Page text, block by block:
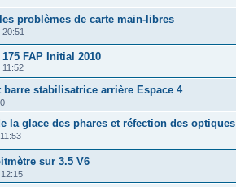
problèmes de carte main-libres
FAP Initial 2010
11:52
barre stabilisatrice arrière Espace 4
la glace des phares et réfection des optiques
sur 3.5 V6